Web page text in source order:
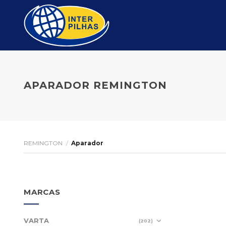
content
APARADOR REMINGTON
REMINGTON / Aparador
MARCAS
VARTA (202)